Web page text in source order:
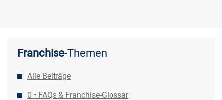
Franchise-Themen
Alle Beiträge
0 • FAQs & Franchise-Glossar